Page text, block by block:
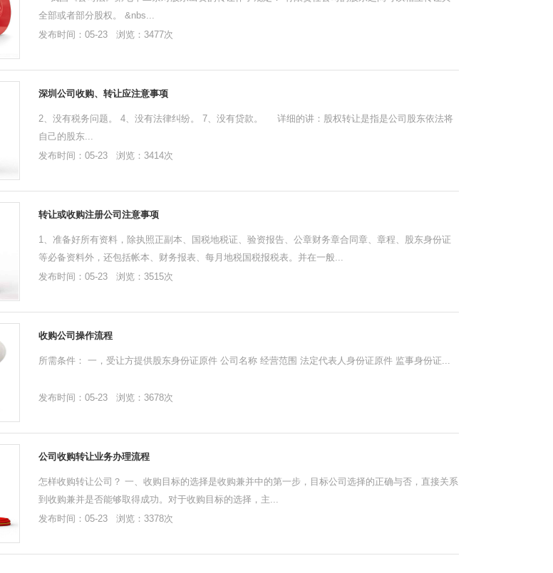
全部或者部分股权。 &nbs...
发布时间：05-23 浏览：3477次
深圳公司收购、转让应注意事项
2、没有税务问题。 4、没有法律纠纷。 7、没有贷款。 详细的讲：股权转让是指是公司股东依法将
自己的股东...
发布时间：05-23 浏览：3414次
转让或收购注册公司注意事项
1、准备好所有资料，除执照正副本、国税地税证、验资报告、公章财务章合同章、章程、股东身份证
等必备资料外，还包括帐本、财务报表、每月地税国税报税表。并在一般...
发布时间：05-23 浏览：3515次
收购公司操作流程
所需条件： 一，受让方提供股东身份证原件 公司名称 经营范围 法定代表人身份证原件 监事身份证...
发布时间：05-23 浏览：3678次
公司收购转让业务办理流程
怎样收购转让公司？ 一、收购目标的选择是收购兼并中的第一步，目标公司选择的正确与否，直接关系
到收购兼并是否能够取得成功。对于收购目标的选择，主...
发布时间：05-23 浏览：3378次